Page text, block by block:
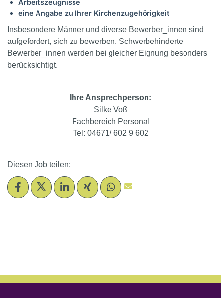
Arbeitszeugnisse
eine Angabe zu Ihrer Kirchenzugehörigkeit
Insbesondere Männer und diverse Bewerber_innen sind
aufgefordert, sich zu bewerben. Schwerbehinderte
Bewerber_innen werden bei gleicher Eignung besonders
berücksichtigt.
Ihre Ansprechperson:
Silke Voß
Fachbereich Personal
Tel: 04671/ 602 9 602
Diesen Job teilen: